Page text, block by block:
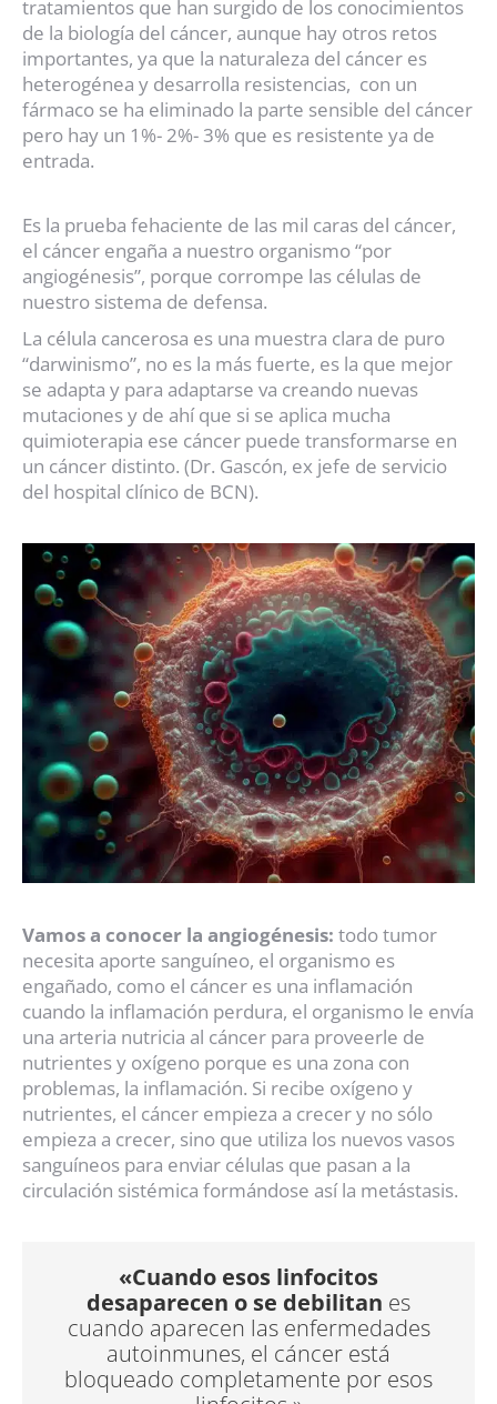
tratamientos que han surgido de los conocimientos
de la biología del cáncer, aunque hay otros retos
importantes, ya que la naturaleza del cáncer es
heterogénea y desarrolla resistencias, con un
fármaco se ha eliminado la parte sensible del cáncer
pero hay un 1%- 2%- 3% que es resistente ya de
entrada.
Es la prueba fehaciente de las mil caras del cáncer,
el cáncer engaña a nuestro organismo “por
angiogénesis”, porque corrompe las células de
nuestro sistema de defensa.
La célula cancerosa es una muestra clara de puro
“darwinismo”, no es la más fuerte, es la que mejor
se adapta y para adaptarse va creando nuevas
mutaciones y de ahí que si se aplica mucha
quimioterapia ese cáncer puede transformarse en
un cáncer distinto. (Dr. Gascón, ex jefe de servicio
del hospital clínico de BCN).
Vamos a conocer la angiogénesis: todo tumor
necesita aporte sanguíneo, el organismo es
engañado, como el cáncer es una inflamación
cuando la inflamación perdura, el organismo le envía
una arteria nutricia al cáncer para proveerle de
nutrientes y oxígeno porque es una zona con
problemas, la inflamación. Si recibe oxígeno y
nutrientes, el cáncer empieza a crecer y no sólo
empieza a crecer, sino que utiliza los nuevos vasos
sanguíneos para enviar células que pasan a la
circulación sistémica formándose así la metástasis.
«Cuando esos linfocitos
desaparecen o se debilitan es
cuando aparecen las enfermedades
autoinmunes, el cáncer está
bloqueado completamente por esos